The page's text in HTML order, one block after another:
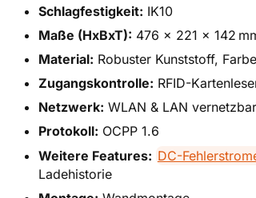
Schlagfestigkeit: IK10
Maße (HxBxT): 476 x 221 x 142
Material: Robuster Kunststoff,
Zugangskontrolle: RFID-
Netzwerk: WLAN & LAN vernetzbar
Protokoll: OCPP 1.6
Weitere Features: DC-
Ladehistorie